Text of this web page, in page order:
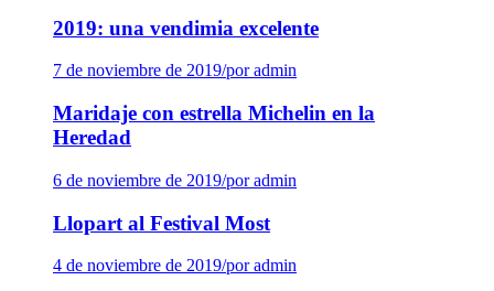
2019: una vendimia excelente
7 de noviembre de 2019/por admin
Maridaje con estrella Michelin en la
Heredad
6 de noviembre de 2019/por admin
Llopart al Festival Most
4 de noviembre de 2019/por admin